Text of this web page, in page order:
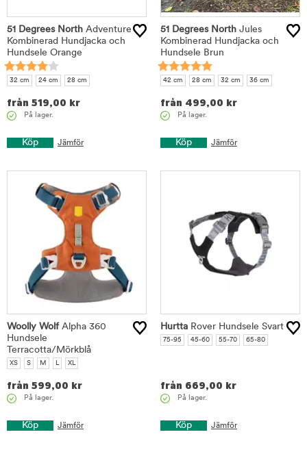
51 Degrees North Adventure
Kombinerad Hundjacka och
Hundsele Orange
32 cm 24 cm 28 cm
från 519,00 kr
På lager.
Köp Jämför
51 Degrees North Jules
Kombinerad Hundjacka och
Hundsele Brun
42 cm 28 cm 32 cm 36 cm
från 499,00 kr
På lager.
Köp Jämför
Woolly WolfAlpha 360
Hundsele
Terracotta/Mörkblå
XS S M L XL
från 599,00 kr
På lager.
Köp Jämför
Hurtta Rover Hundsele Svart
75-95 45-60 55-70 65-80
från 669,00 kr
På lager.
Köp Jämför